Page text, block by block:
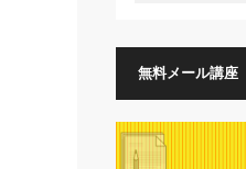
無料メール講座